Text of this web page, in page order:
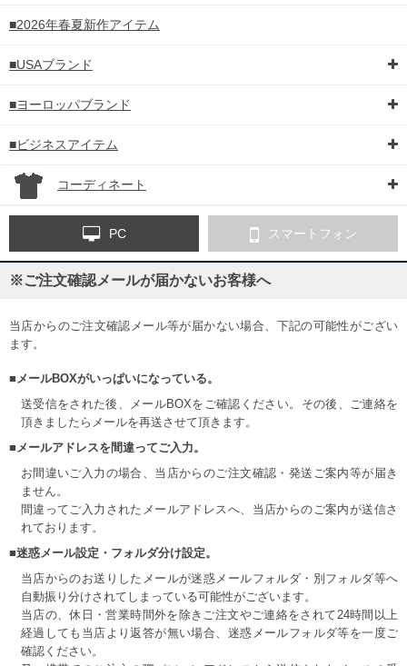
■2026年春夏新作アイテム
■USAブランド
■ヨーロッパブランド
■ビジネスアイテム
コーディネート
PC スマートフォン
※ご注文確認メールが届かないお客様へ
当店からのご注文確認メール等が届かない場合、下記の可能性がござい
ます。
■メールBOXがいっぱいになっている。
送受信をされた後、メールBOXをご確認ください。その後、ご連絡を
頂きましたらメールを再送させて頂きます。
■メールアドレスを間違ってご入力。
お間違いご入力の場合、当店からのご注文確認・発送ご案内等が届き
ません。
間違ってご入力されたメールアドレスへ、当店からのご案内が送信さ
れております。
■迷惑メール設定・フォルダ分け設定。
当店からのお送りしたメールが迷惑メールフォルダ・別フォルダ等へ
自動振り分けされてしまっている可能性がございます。
当店の、休日・営業時間外を除きご注文やご連絡をされて24時間以上
経過しても当店より返答が無い場合、迷惑メールフォルダ等を一度ご
確認ください。